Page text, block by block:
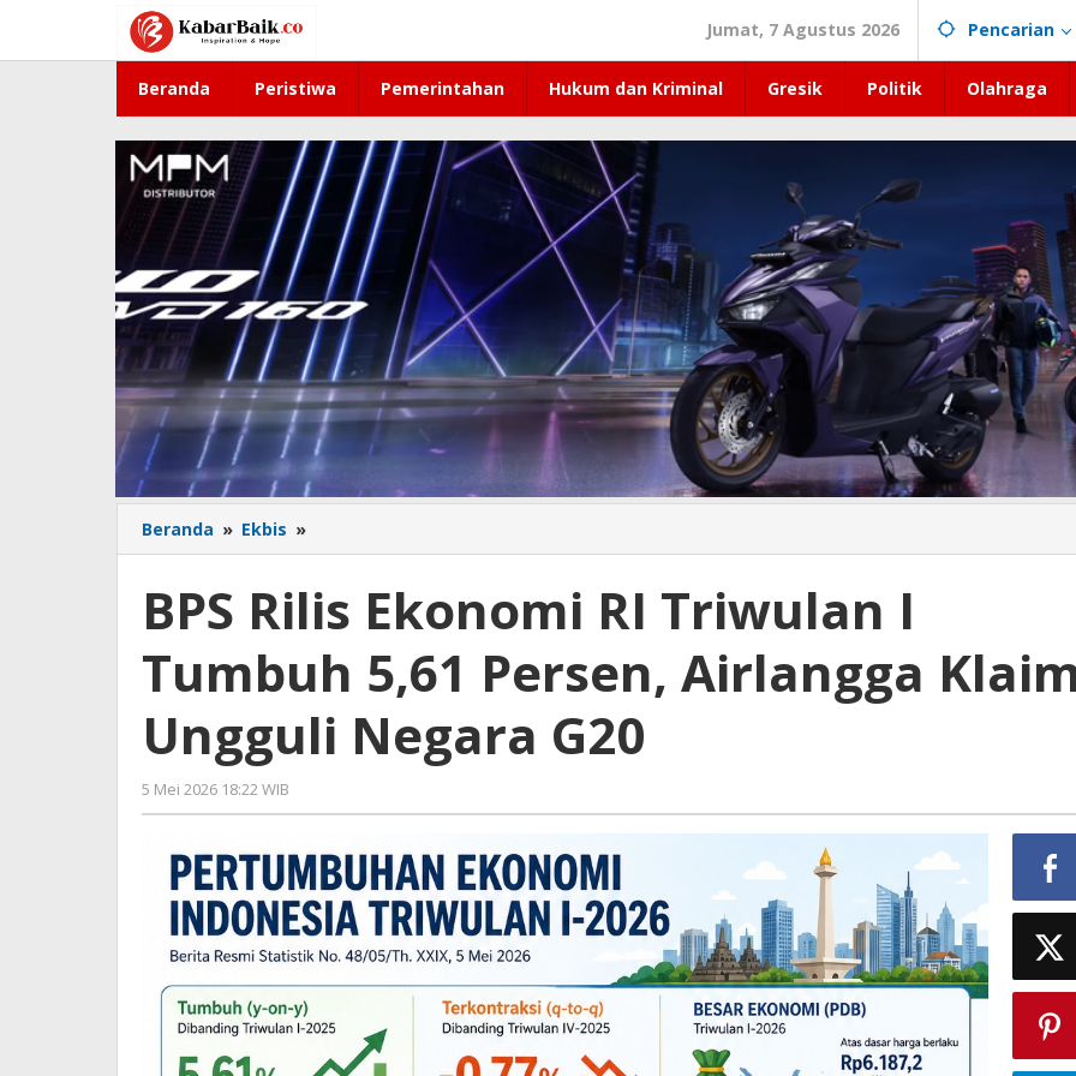
konten
Jumat, 7 Agustus 2026 Pencarian
Beranda Peristiwa Pemerintahan Hukum dan Kriminal Gresik Politik Olahraga
Beranda » Ekbis »
Rilis
RI
Triwulan
Tumbuh
Persen,
Airlangga
G20
BPS Rilis Ekonomi RI Triwulan I
Tumbuh 5,61 Persen, Airlangga
Ungguli Negara G20
5 Mei 2026 18:22 WIB
Hardy